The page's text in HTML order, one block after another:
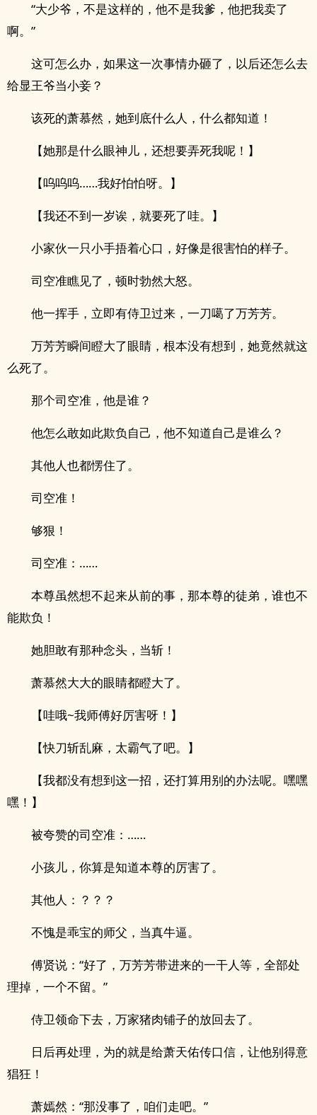
“大少爷，不是这样的，他不是我爹，他把我卖了
啊。”
这可怎么办，如果这一次事情办砸了，以后还怎么去
给显王爷当小妾？
该死的萧慕然，她到底什么人，什么都知道！
【她那是什么眼神儿，还想要弄死我呢！】
【呜呜呜……我好怕怕呀。】
【我还不到一岁诶，就要死了哇。】
小家伙一只小手捂着心口，好像是很害怕的样子。
司空准瞧见了，顿时勃然大怒。
他一挥手，立即有侍卫过来，一刀噶了万芳芳。
万芳芳瞬间瞪大了眼睛，根本没有想到，她竟然就这
么死了。
那个司空准，他是谁？
他怎么敢如此欺负自己，他不知道自己是谁么？
其他人也都愣住了。
司空准！
够狠！
司空准：……
本尊虽然想不起来从前的事，那本尊的徒弟，谁也不
能欺负！
她胆敢有那种念头，当斩！
萧慕然大大的眼睛都瞪大了。
【哇哦~我师傅好厉害呀！】
【快刀斩乱麻，太霸气了吧。】
【我都没有想到这一招，还打算用别的办法呢。嘿嘿
嘿！】
被夸赞的司空准：……
小孩儿，你算是知道本尊的厉害了。
其他人：？？？
不愧是乖宝的师父，当真牛逼。
傅贤说：“好了，万芳芳带进来的一干人等，全部处
理掉，一个不留。”
侍卫领命下去，万家猪肉铺子的放回去了。
日后再处理，为的就是给萧天佑传口信，让他别得意
猖狂！
萧嫣然：“那没事了，咱们走吧。”